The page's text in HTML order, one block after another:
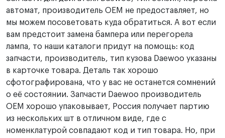
автомат, производитель OEM не предоставляет, но
мы можем посоветовать куда обратиться. А вот если
вам предстоит замена бампера или перегорела
лампа, то наши каталоги придут на помощь: код
запчасти, производитель, тип кузова Daewoo указаны
в карточке товара. Деталь так хорошо
сфотографирована, что у вас не останется сомнений
о её состоянии. Запчасти Daewoo производитель
OEM хорошо упаковывает, Россия получает партию
из нескольких шт в отличном виде, где с
номенклатурой совпадают код и тип товара. Но, при